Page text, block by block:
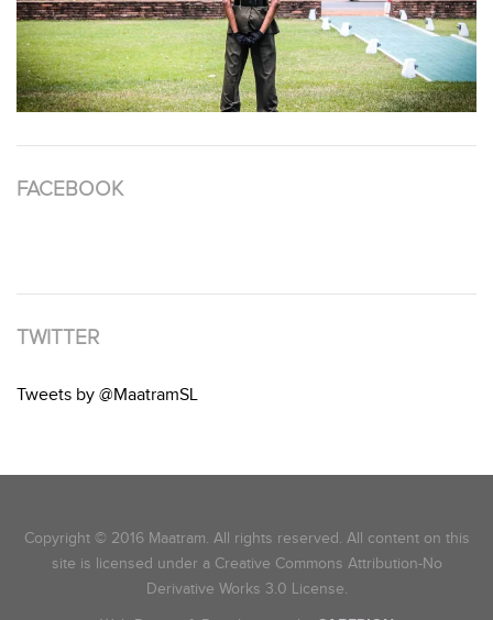
FACEBOOK
TWITTER
Tweets by @MaatramSL
Copyright © 2016 Maatram. All rights reserved. All content on this
site is licensed under a Creative Commons Attribution-No
Derivative Works 3.0 License.